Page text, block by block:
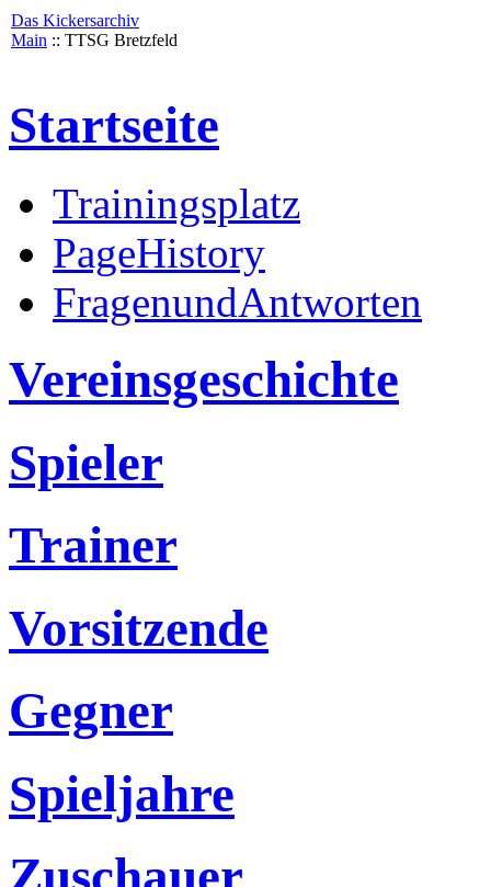
Das Kickersarchiv
Main :: TTSG Bretzfeld
Startseite
Trainingsplatz
PageHistory
FragenundAntworten
Vereinsgeschichte
Spieler
Trainer
Vorsitzende
Gegner
Spieljahre